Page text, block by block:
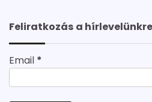
Feliratkozás a hírlevelünkre
Email *